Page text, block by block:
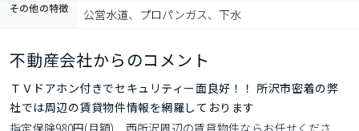
その他の特徴 公営水道、プロパンガス、下水
不動産会社からのコメント
ＴＶドアホン付きでセキュリティー面良好！！ 所沢市密着の弊
社では周辺の賃貸物件情報を網羅しております
指定保険980円(月額)　西所沢周辺の賃貸物件ならお任せくださ